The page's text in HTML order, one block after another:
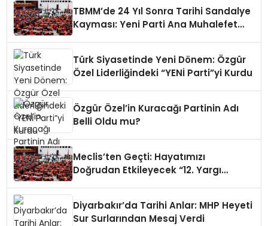
TBMM’de 24 Yıl Sonra Tarihi Sandalye
Kayması: Yeni Parti Ana Muhalefet
Türk Siyasetinde Yeni Dönem: Özgür
Özel Liderliğindeki “YENİ Parti”yi Kurdu
Özgür Özel’in Kuracağı Partinin Adı
Belli Oldu mu?
Meclis’ten Geçti: Hayatımızı
Doğrudan Etkileyecek “12. Yargı
Diyarbakır’da Tarihi Anlar: MHP Heyeti
Sur Surlarından Mesaj Verdi